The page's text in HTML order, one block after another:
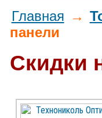
Главная →
панели
Скидки